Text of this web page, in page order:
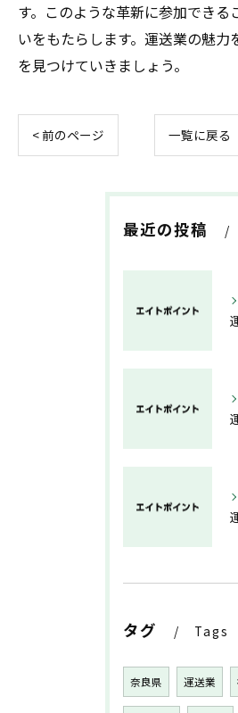
す。このような革新に参加できる
いをもたらします。運送業の魅力
を見つけていきましょう。
< 前のページ 一覧に戻る
最近の投稿
タグ Tags
奈良県 運送業